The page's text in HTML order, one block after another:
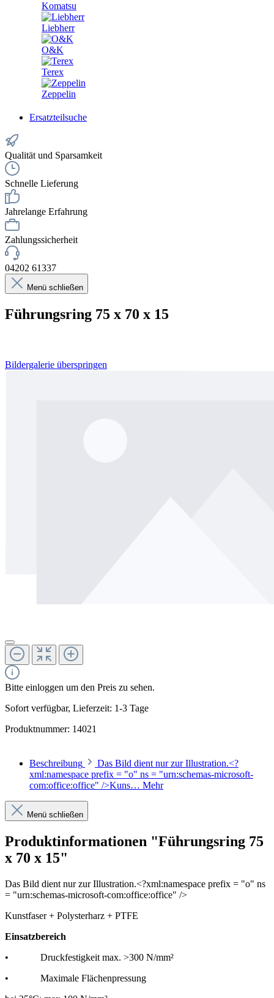
Komatsu
Liebherr
O&K
Terex
Zeppelin
Ersatzteilsuche
Qualität und Sparsamkeit
Schnelle Lieferung
Jahrelange Erfahrung
Zahlungssicherheit
04202 61337
Menü schließen
Führungsring 75 x 70 x 15
Bildergalerie überspringen
Bitte einloggen um den Preis zu sehen.
Sofort verfügbar, Lieferzeit: 1-3 Tage
Produktnummer: 14021
Beschreibung
Das Bild dient nur zur Illustration.<?
xml:namespace prefix = "o" ns = "urn:schemas-microsoft-
com:office:office" />Kuns… Mehr
Menü schließen
Produktinformationen "Führungsring 75
x 70 x 15"
Das Bild dient nur zur Illustration.<?xml:namespace prefix = "o" ns
= "urn:schemas-microsoft-com:office:office" />
Kunstfaser + Polysterharz + PTFE
Einsatzbereich
•
Druckfestigkeit max. >300 N/mm²
•
Maximale Flächenpressung